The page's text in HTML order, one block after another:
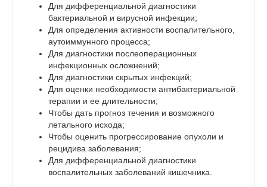
Для дифференциальной диагностики
бактериальной и вирусной инфекции;
Для определения активности воспалительного,
аутоиммунного процесса;
Для диагностики послеоперационных
инфекционных осложнений;
Для диагностики скрытых инфекций;
Для оценки необходимости антибактериальной
терапии и ее длительности;
Чтобы дать прогноз течения и возможного
летального исхода;
Чтобы оценить прогрессирование опухоли и
рецидива заболевания;
Для дифференциальной диагностики
воспалительных заболеваний кишечника.